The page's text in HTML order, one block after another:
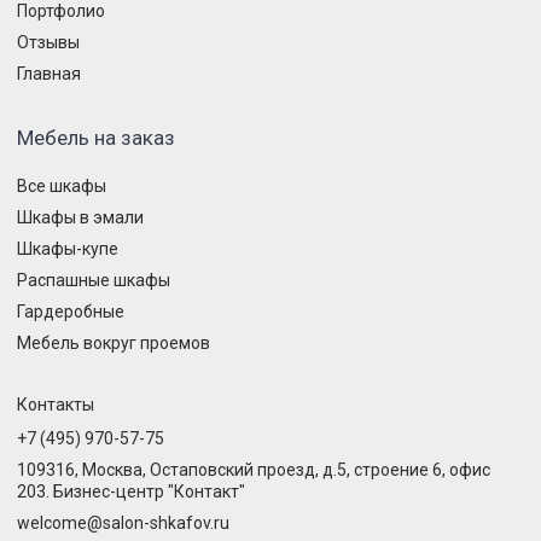
Портфолио
Отзывы
Главная
Мебель на заказ
Все шкафы
Шкафы в эмали
Шкафы-купе
Распашные шкафы
Гардеробные
Мебель вокруг проемов
Контакты
+7 (495) 970-57-75
109316, Москва, Остаповский проезд, д.5, строение 6, офис
203. Бизнес-центр "Контакт"
welcome@salon-shkafov.ru